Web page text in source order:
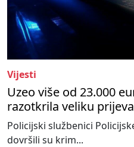
Vijesti
Uzeo više od 23.000
razotkrila veliku
Policijski službenici
dovršili su krim...